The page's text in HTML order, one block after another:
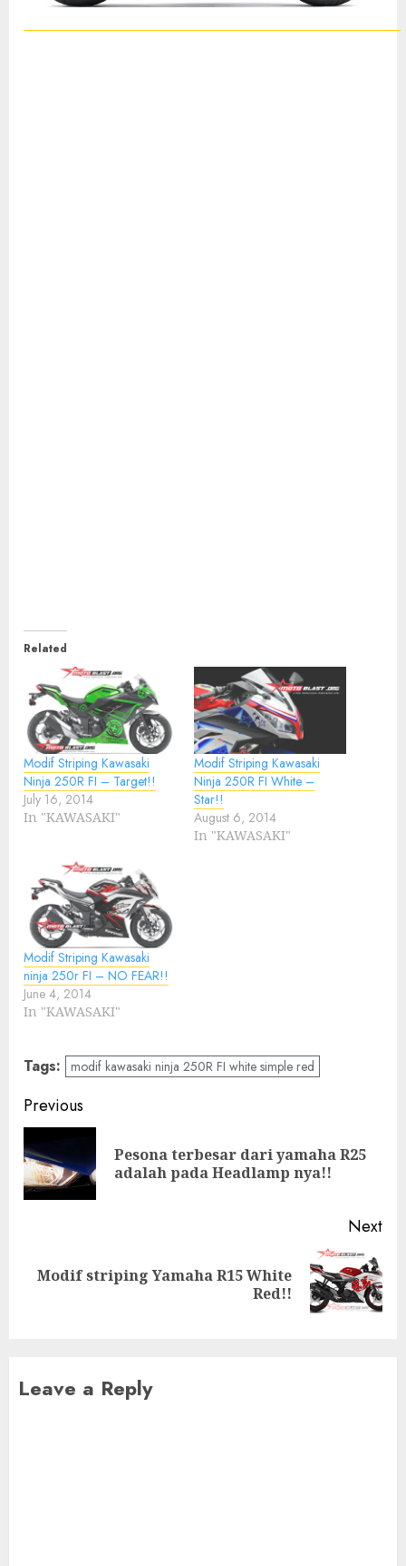
Related
Modif Striping Kawasaki
Ninja 250R FI – Target!!
July 16, 2014
In "KAWASAKI"
Modif Striping Kawasaki
Ninja 250R FI White –
Star!!
August 6, 2014
In "KAWASAKI"
Modif Striping Kawasaki
ninja 250r FI – NO FEAR!!
June 4, 2014
In "KAWASAKI"
Tags: modif kawasaki ninja 250R FI white simple red
Post
navigation
Previous
Pesona terbesar dari yamaha R25
adalah pada Headlamp nya!!
Next
Next
Modif striping Yamaha R15 White
Red!!
Leave a Reply